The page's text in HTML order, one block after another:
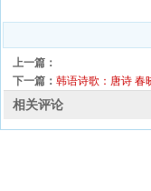
上一篇：
下一篇： 韩语诗歌：唐诗 春
相关评论